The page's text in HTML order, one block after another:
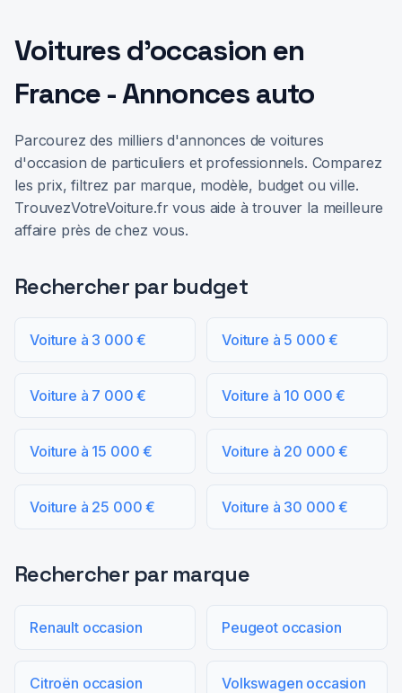
Voitures d'occasion en
France - Annonces auto
Parcourez des milliers d'annonces de voitures
d'occasion de particuliers et professionnels. Comparez
les prix, filtrez par marque, modèle, budget ou ville.
TrouvezVotreVoiture.fr vous aide à trouver la meilleure
affaire près de chez vous.
Rechercher par budget
Voiture à 3 000 € Voiture à 5 000 €
Voiture à 7 000 € Voiture à 10 000 €
Voiture à 15 000 € Voiture à 20 000 €
Voiture à 25 000 € Voiture à 30 000 €
Rechercher par marque
Renault occasion Peugeot occasion
Citroën occasion Volkswagen occasion